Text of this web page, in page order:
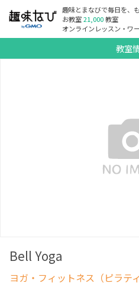
趣味とまなびで毎日を、
お教室21,000教室
オンラインレッスン・ワ
教室
Bell Yoga
ヨガ・フィットネス（ピラティ